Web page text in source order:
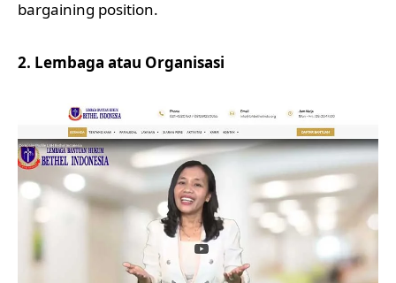
bargaining position.
2. Lembaga atau Organisasi